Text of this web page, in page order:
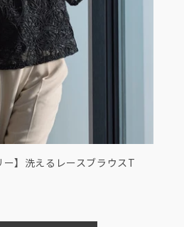
ー】洗えるレースブラウスT